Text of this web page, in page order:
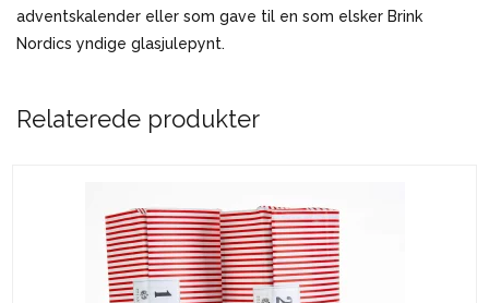
adventskalender eller som gave til en som elsker Brink
Nordics yndige glasjulepynt.
Relaterede produkter